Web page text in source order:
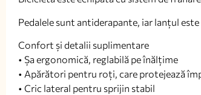
Pedalele sunt antiderapante, iar lanțul
Confort și detalii suplimentare
• Șa ergonomică, reglabilă pe înălțime
• Apărători pentru roți, care protejează
• Cric lateral pentru sprijin stabil